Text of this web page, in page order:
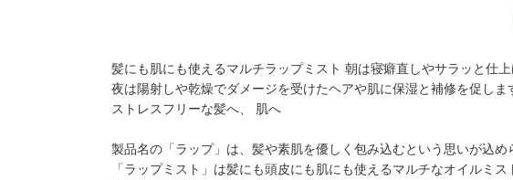
髪にも肌にも使えるマルチラップミスト 朝は寝癖直しやサラッと仕
夜は陽射しや乾燥でダメージを受けたヘアや肌に保湿と補修を促しま
ストレスフリーな髪へ、 肌へ
製品名の「ラップ」は、髪や素肌を優しく包み込むという思いが込め
「ラップミスト」は髪にも頭皮にも肌にも使えるマルチなオイルミ